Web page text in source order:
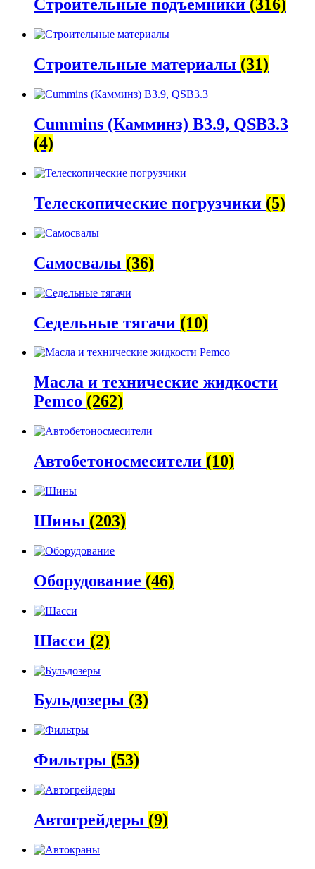
Строительные подъемники (316)
Строительные материалы (31)
Cummins (Камминз) B3.9, QSB3.3
(4)
Телескопические погрузчики (5)
Самосвалы (36)
Седельные тягачи (10)
Масла и технические жидкости
Pemco (262)
Автобетоно­смесители (10)
Шины (203)
Оборудование (46)
Шасси (2)
Бульдозеры (3)
Фильтры (53)
Автогрейдеры (9)